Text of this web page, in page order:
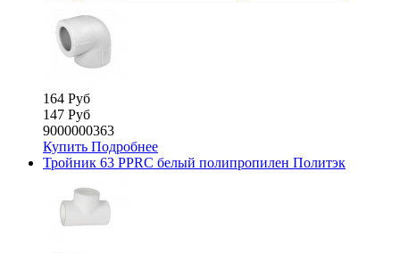
164 Руб
147 Руб
9000000363
Купить Подробнее
Тройник 63 PPRC белый полипропилен Политэк